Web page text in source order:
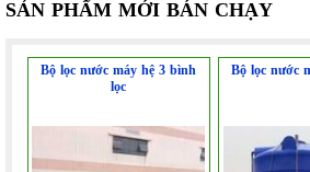
SẢN PHẨM MỚI BÁN CHẠY
Bộ lọc nước máy hệ 3 bình
lọc
Bộ lọc nước